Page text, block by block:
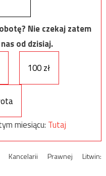
Nie czekaj zatem
od dzisiaj.
100 zł
miesiącu: Tutaj
Prawnej Litwin: